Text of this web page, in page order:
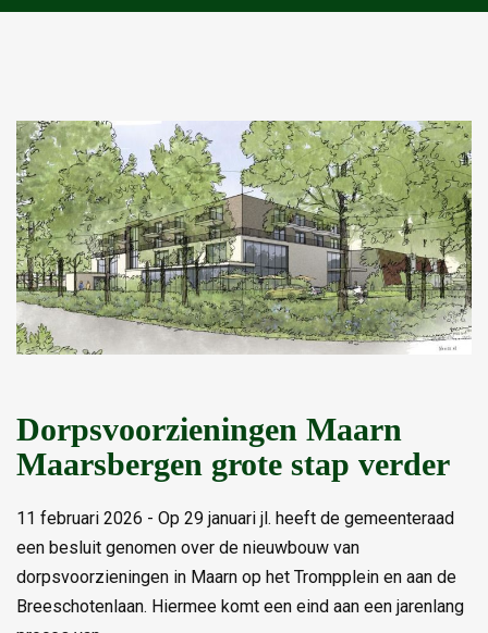
Dorpsvoorzieningen Maarn
Maarsbergen grote stap verder
11 februari 2026 - Op 29 januari jl. heeft de gemeenteraad
een besluit genomen over de nieuwbouw van
dorpsvoorzieningen in Maarn op het Trompplein en aan de
Breeschotenlaan. Hiermee komt een eind aan een jarenlang